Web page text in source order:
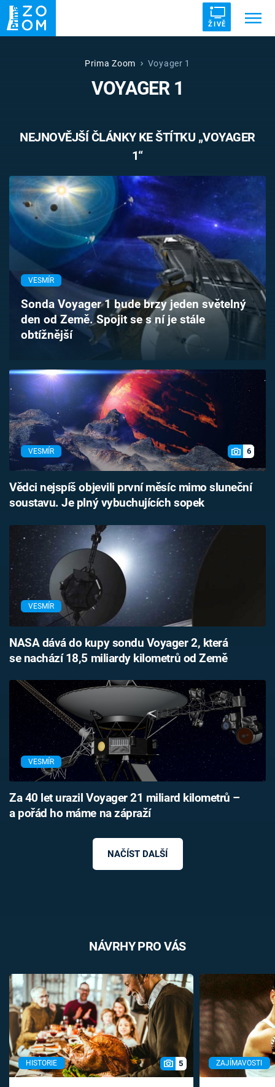
ŽIVĚ
DRUHÁ SVĚTOVÁ VÁLKA
VETŘELCI DÁVNOVĚKU
Témata
Pořady
TV Program
Časopis
Sledujte prima+
Sledujte nás
Prima Zoom Voyager 1
VOYAGER 1
NEJNOVĚJŠÍ ČLÁNKY KE ŠTÍTKU „VOYAGER
1“
VESMÍR
Sonda Voyager 1 bude brzy jeden světelný
den od Země. Spojit se s ní je stále
obtížnější
VESMÍR 6
Vědci nejspíš objevili první měsíc mimo sluneční
soustavu. Je plný vybuchujících sopek
VESMÍR
NASA dává do kupy sondu Voyager 2, která
se nachází 18,5 miliardy kilometrů od Země
VESMÍR
Za 40 let urazil Voyager 21 miliard kilometrů –
a pořád ho máme na zápraží
NAČÍST DALŠÍ
NÁVRHY PRO VÁS
HISTORIE 5 ZAJÍMAVOSTI